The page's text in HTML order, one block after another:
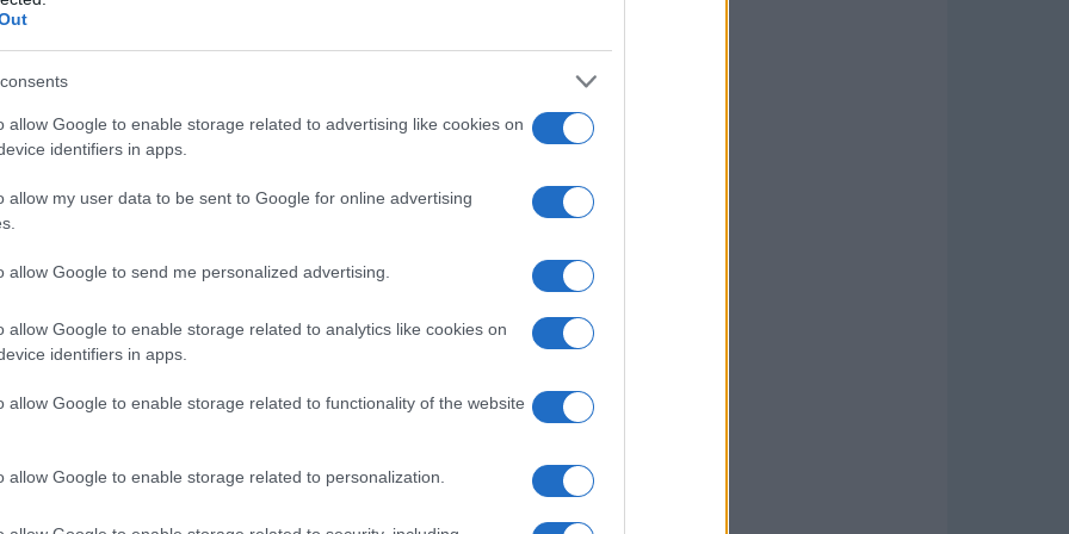
allow Google to enable storage related to advertising like cookies on
identifiers in apps.
allow my user data to be sent to Google for online advertising
allow Google to send me personalized advertising.
allow Google to enable storage related to analytics like cookies on
identifiers in apps.
allow Google to enable storage related to functionality of the website
allow Google to enable storage related to personalization.
con una tierra llena de mitos y
la historia griega en Italia que sigue
que cautivó a los viajeros del Grand
un viaje fascinante a través de sus
artículo, te invito a descubrir la historia,
este lugar único que ha perdurado a lo